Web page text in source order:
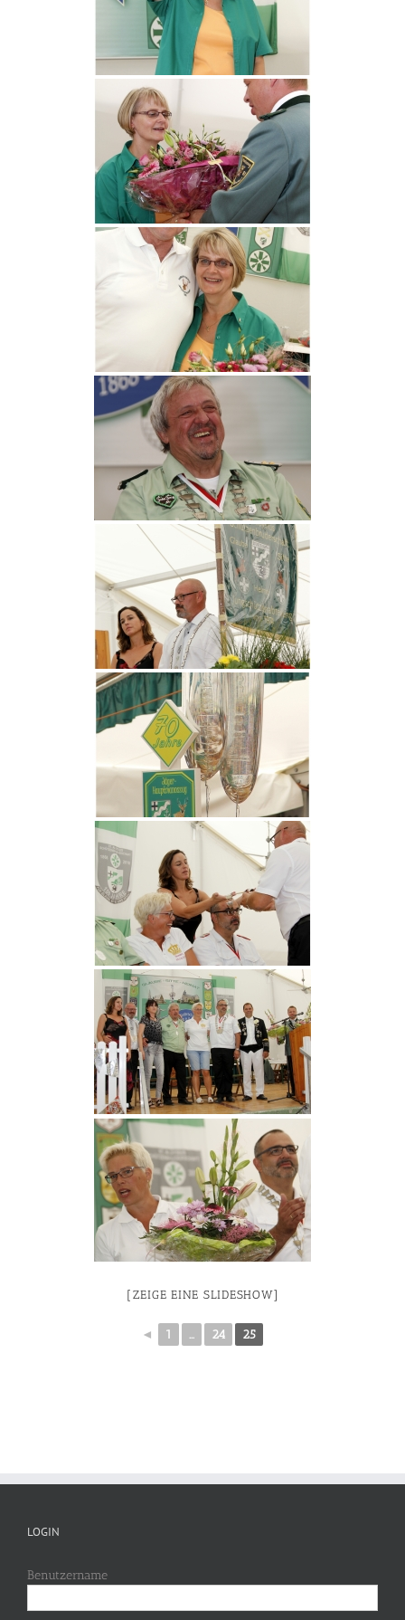
[ZEIGE EINE SLIDESHOW]
◄ 1 ... 24 25
LOGIN
Benutzername